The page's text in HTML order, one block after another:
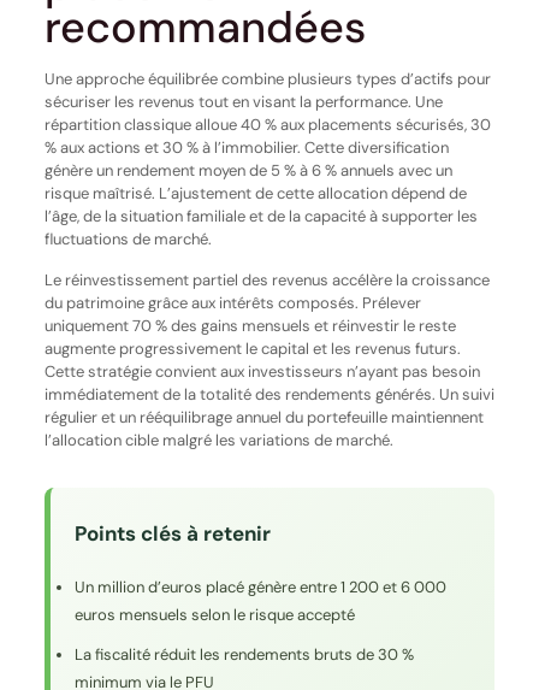
recommandées
Une approche équilibrée combine plusieurs types d’actifs pour
sécuriser les revenus tout en visant la performance. Une
répartition classique alloue 40 % aux placements sécurisés, 30
% aux actions et 30 % à l’immobilier. Cette diversification
génère un rendement moyen de 5 % à 6 % annuels avec un
risque maîtrisé. L’ajustement de cette allocation dépend de
l’âge, de la situation familiale et de la capacité à supporter les
fluctuations de marché.
Le réinvestissement partiel des revenus accélère la croissance
du patrimoine grâce aux intérêts composés. Prélever
uniquement 70 % des gains mensuels et réinvestir le reste
augmente progressivement le capital et les revenus futurs.
Cette stratégie convient aux investisseurs n’ayant pas besoin
immédiatement de la totalité des rendements générés. Un suivi
régulier et un rééquilibrage annuel du portefeuille maintiennent
l’allocation cible malgré les variations de marché.
Points clés à retenir
Un million d’euros placé génère entre 1 200 et 6 000
euros mensuels selon le risque accepté
La fiscalité réduit les rendements bruts de 30 %
minimum via le PFU